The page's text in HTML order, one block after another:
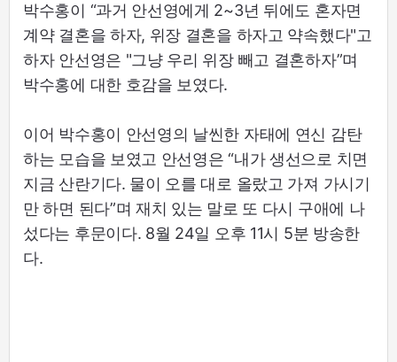
박수홍이 “과거 안선영에게 2~3년 뒤에도 혼자면
계약 결혼을 하자, 위장 결혼을 하자고 약속했다"고
하자 안선영은 "그냥 우리 위장 빼고 결혼하자”며
박수홍에 대한 호감을 보였다.
이어 박수홍이 안선영의 날씬한 자태에 연신 감탄
하는 모습을 보였고 안선영은 “내가 생선으로 치면
지금 산란기다. 물이 오를 대로 올랐고 가져 가시기
만 하면 된다”며 재치 있는 말로 또 다시 구애에 나
섰다는 후문이다. 8월 24일 오후 11시 5분 방송한
다.